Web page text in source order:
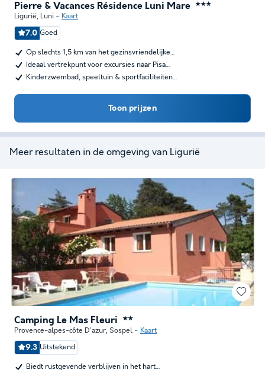
Pierre & Vacances Résidence Luni Mare ★★★
Ligurië, Luni Kaart
7.0 Goed
Op slechts 1,5 km van het gezinsvriendelijke…
Ideaal vertrekpunt voor excursies naar Pisa…
Kinderzwembad, speeltuin & sportfaciliteiten…
Toon prijzen
Meer resultaten in de omgeving van Ligurië
Camping Le Mas Fleuri ★★
Provence-alpes-côte D'azur, Sospel Kaart
9.3 Uitstekend
Biedt rustgevende verblijven in het hart…